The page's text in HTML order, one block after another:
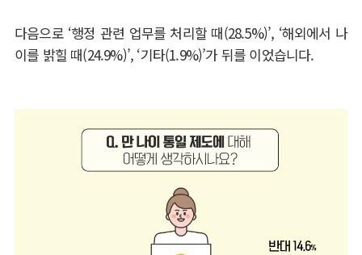
다음으로 ‘행정 관련 업무를 처리할 때(28.5%)’, ‘해외에서 나
이를 밝힐 때(24.9%)’, ‘기타(1.9%)’가 뒤를 이었습니다.